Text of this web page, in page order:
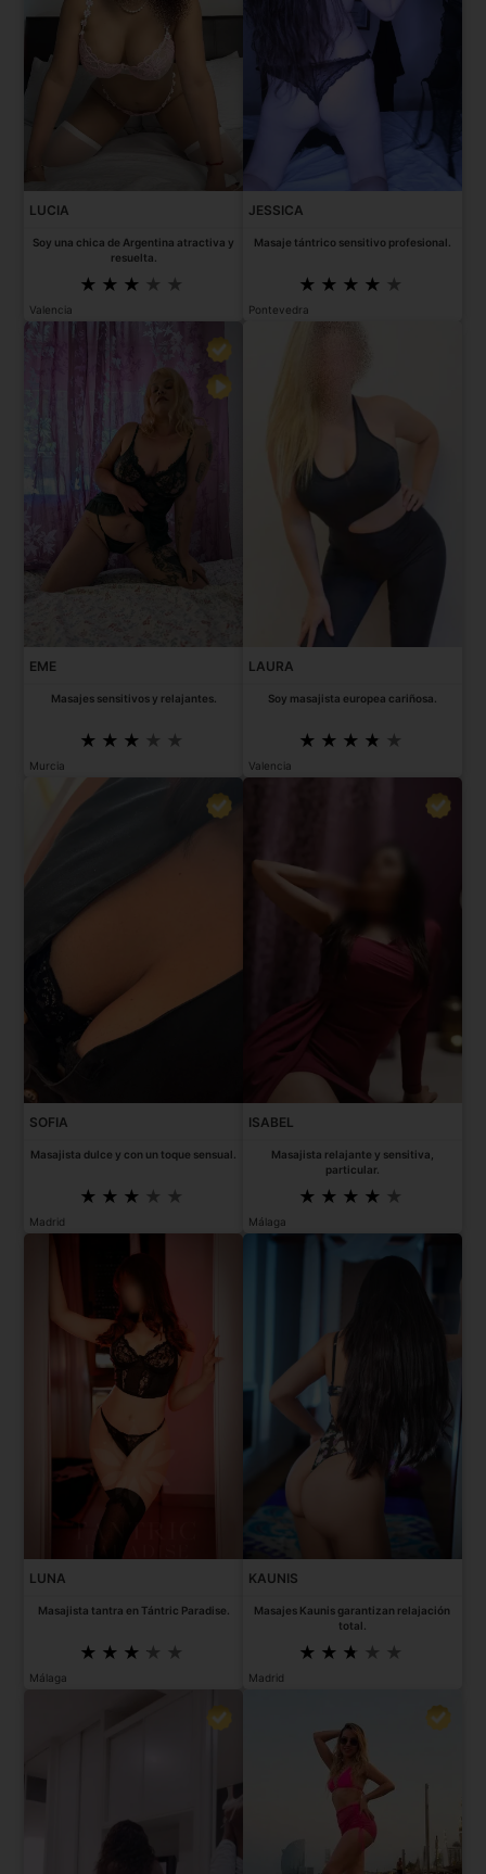
LUCIA
Soy una chica de Argentina atractiva y
resuelta.
Valencia
JESSICA
Masaje tántrico sensitivo profesional.
Pontevedra
EME
Masajes sensitivos y relajantes.
Murcia
LAURA
Soy masajista europea cariñosa.
Valencia
SOFIA
Masajista dulce y con un toque sensual.
Madrid
ISABEL
Masajista relajante y sensitiva,
particular.
Málaga
LUNA
Masajista tantra en Tántric Paradise.
Málaga
KAUNIS
Masajes Kaunis garantizan relajación
total.
Madrid